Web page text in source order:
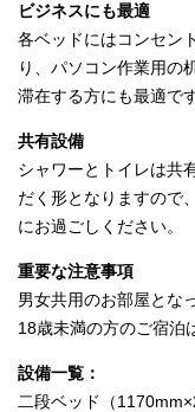
ビジネスにも最適
各ベッドにはコンセン
り、パソコン作業用の
滞在する方にも最適です
共有設備
シャワーとトイレは共
だく形となりますので
にお過ごしください。
重要な注意事項
男女共用のお部屋とな
18歳未満の方のご宿泊
設備一覧：
二段ベッド（